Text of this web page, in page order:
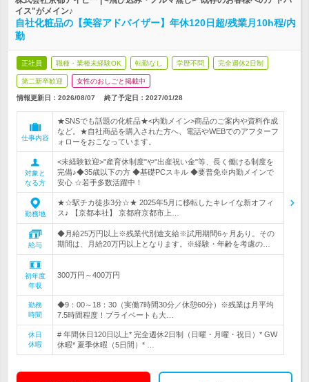
イス"がメイン♪
自社化粧品の【美容アドバイザー】年休120日超/残業月10h程/内
勤
正社員 職種・業種未経験OK 転勤なし 学歴不問 完全週休2日制
第二新卒歓迎 女性のおしごと掲載中
情報更新日：2026/08/07 終了予定日： 2027/01/28
仕事内容
★SNSでも話題の化粧品★<内勤メイン>商品のご案内や資料作成
など。★自社商品を購入された方へ、電話やWEBでのアフターフ
ォローをおこなっています。
対象と
なる方
<未経験歓迎>"産育休制度"や"出産祝い金"等、長く働ける制度を
完備♪◆35歳以下の方 ◆基礎PCスキル ◆要普免※内勤メインで
安心 ☆若手多数活躍中！
勤務地
★☆駅チカ徒歩3分☆★ 2025年5月に移転したキレイな新オフィ
ス♪ 【京都本社】 京都府京都市上…
給与
◆月給25万円以上※残業代別途支給※試用期間6ヶ月あり。その
期間は、月給20万円以上となります。※経験・年齢を考慮の…
初年度
年収
300万円～400万円
勤務
時間
◆9：00～18：30（実働7時間30分／休憩60分）※残業は月平均
7.5時間程度！プライベートも大…
休日
休暇
# 年間休日120日以上* 完全週休2日制（日曜・月曜・祝日）* GW
休暇* 夏季休暇（5日間）* …